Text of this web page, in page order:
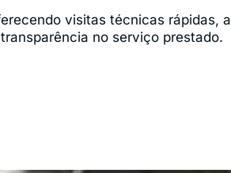
visitas técnicas rápidas,
no serviço prestado.